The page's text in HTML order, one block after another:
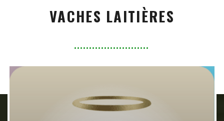
VACHES LAITIÈRES